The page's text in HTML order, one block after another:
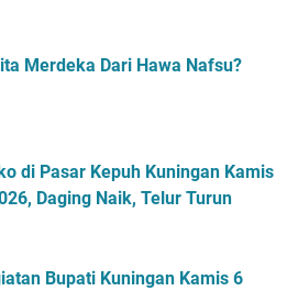
Merdeka Dari Hawa Nafsu?
di Pasar Kepuh Kuningan Kamis
Daging Naik, Telur Turun
Bupati Kuningan Kamis 6